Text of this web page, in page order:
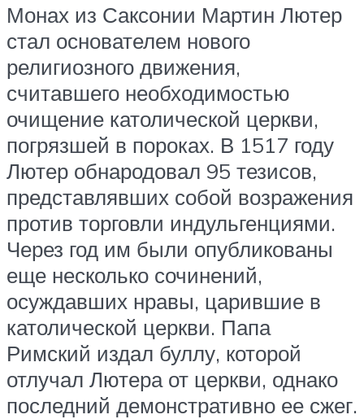
Монах из Саксонии Мартин Лютер
стал основателем нового
религиозного движения,
считавшего необходимостью
очищение католической церкви,
погрязшей в пороках. В 1517 году
Лютер обнародовал 95 тезисов,
представлявших собой возражения
против торговли индульгенциями.
Через год им были опубликованы
еще несколько сочинений,
осуждавших нравы, царившие в
католической церкви. Папа
Римский издал буллу, которой
отлучал Лютера от церкви, однако
последний демонстративно ее сжег.